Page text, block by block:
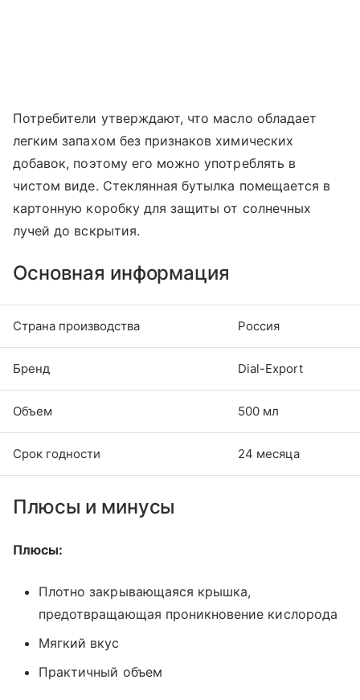
Потребители утверждают, что масло обладает
легким запахом без признаков химических
добавок, поэтому его можно употреблять в
чистом виде. Стеклянная бутылка помещается в
картонную коробку для защиты от солнечных
лучей до вскрытия.
Основная информация
Страна производства Россия
Бренд Dial-Export
Объем 500 мл
Срок годности 24 месяца
Плюсы и минусы
Плюсы:
Плотно закрывающаяся крышка,
предотвращающая проникновение кислорода
Мягкий вкус
Практичный объем